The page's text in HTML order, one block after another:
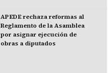
APEDE rechaza reformas al
Reglamento de la Asamblea
por asignar ejecución de
obras a diputados